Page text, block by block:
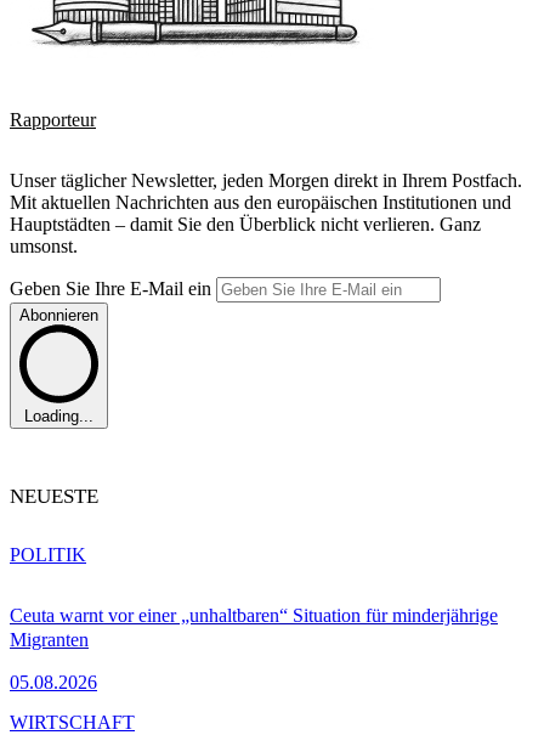
Rapporteur
Unser täglicher Newsletter, jeden Morgen direkt in Ihrem Postfach.
Mit aktuellen Nachrichten aus den europäischen Institutionen und
Hauptstädten – damit Sie den Überblick nicht verlieren. Ganz
umsonst.
Geben Sie Ihre E-Mail ein
Abonnieren
Loading...
NEUESTE
Ceuta warnt vor einer „unhaltbaren“ Situation für minderjährige
Migranten
05.08.2026
POLITIK
WIRTSCHAFT